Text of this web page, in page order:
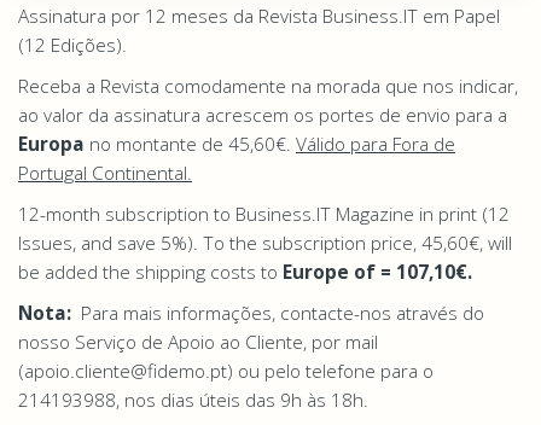
Assinatura por 12 meses da Revista Business.IT em Papel
(12 Edições).
Receba a Revista comodamente na morada que nos indicar,
ao valor da assinatura acrescem os portes de envio para a
Europa no montante de 45,60€. Válido para Fora de
Portugal Continental.
12-month subscription to Business.IT Magazine in print (12
Issues, and save 5%). To the subscription price, 45,60€, will
be added the shipping costs to Europe of = 107,10€.
Nota: Para mais informações, contacte-nos através do
nosso Serviço de Apoio ao Cliente, por mail
(apoio.cliente@fidemo.pt) ou pelo telefone para o
214193988, nos dias úteis das 9h às 18h.